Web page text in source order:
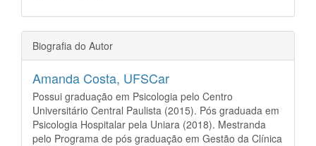
Biografia do Autor
Amanda Costa, UFSCar
Possui graduação em Psicologia pelo Centro
Universitário Central Paulista (2015). Pós graduada em
Psicologia Hospitalar pela Uniara (2018). Mestranda
pelo Programa de pós graduação em Gestão da Clínica